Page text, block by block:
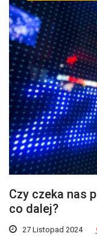
Czy czeka nas
co dalej?
27 Listopad 2024